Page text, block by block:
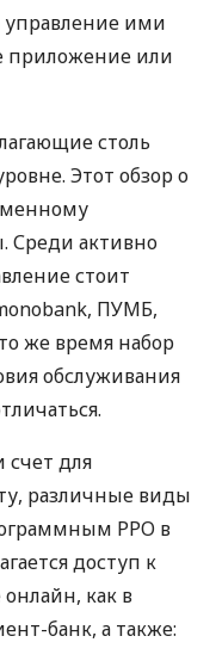
ими
приложение или
столь
Этот обзор о
Среди активно
стоит
ПУМБ,
же время набор
обслуживания
для
различные виды
РРО в
доступ к
как в
банк, а также: